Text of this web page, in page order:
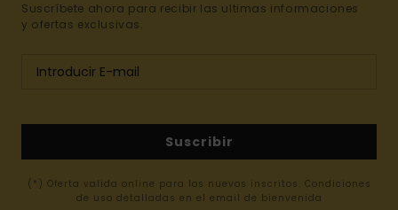
Suscríbete ahora para recibir las ultimas informaciones
y ofertas exclusivas.
Suscribir
(*) Oferta valida online para los nuevos inscritos. Condiciones
de uso detalladas en el email de bienvenida